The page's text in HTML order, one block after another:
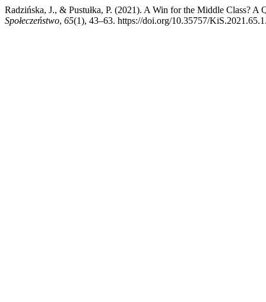
Radzińska, J., & Pustułka, P. (2021). A Win for the Middle Class?
Społeczeństwo, 65(1), 43–63. https://doi.org/10.35757/